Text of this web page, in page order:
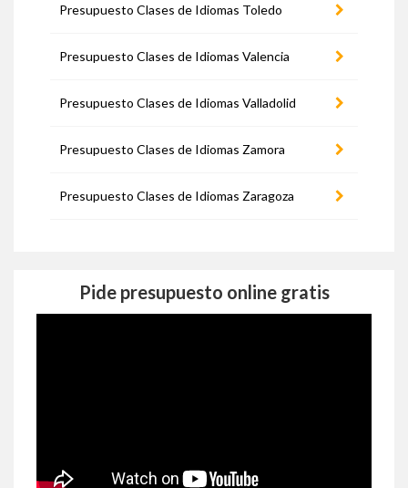
Presupuesto Clases de Idiomas Toledo
Presupuesto Clases de Idiomas Valencia
Presupuesto Clases de Idiomas Valladolid
Presupuesto Clases de Idiomas Zamora
Presupuesto Clases de Idiomas Zaragoza
Pide presupuesto online gratis